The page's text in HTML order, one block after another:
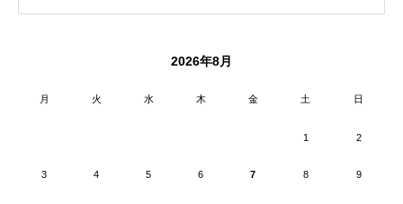
2026年8月
月 火 水 木 金 土 日
1 2
3 4 5 6 7 8 9